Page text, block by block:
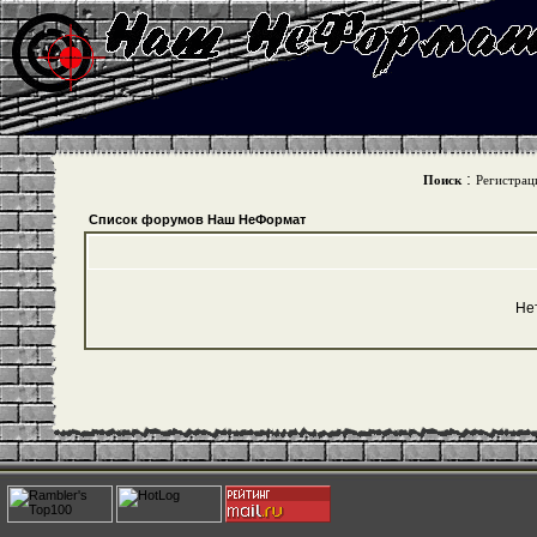
Поиск :
Список форумов Наш НеФормат